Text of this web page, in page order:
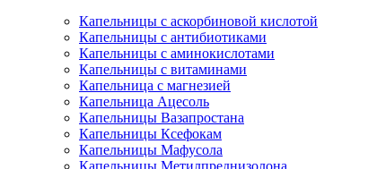
Капельницы с аскорбиновой кислотой
Капельницы с антибиотиками
Капельницы с аминокислотами
Капельницы с витаминами
Капельница с магнезией
Капельница Ацесоль
Капельницы Вазапростана
Капельницы Ксефокам
Капельницы Мафусола
Капельницы Метилпреднизолона